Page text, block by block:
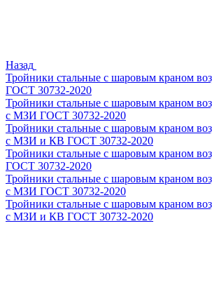
Назад
Тройники стальные с шаровым краном
ГОСТ 30732-2020
Тройники стальные с шаровым краном
с МЗИ ГОСТ 30732-2020
Тройники стальные с шаровым краном
с МЗИ и КВ ГОСТ 30732-2020
Тройники стальные с шаровым краном
ГОСТ 30732-2020
Тройники стальные с шаровым краном
с МЗИ ГОСТ 30732-2020
Тройники стальные с шаровым краном
с МЗИ и КВ ГОСТ 30732-2020